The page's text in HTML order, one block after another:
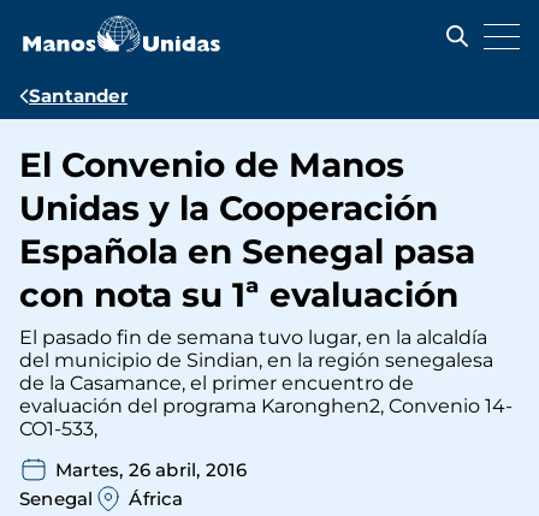
contenido
Ruta
navegación
Santander
El Convenio de Manos
Unidas y la Cooperación
Española en Senegal pasa
con nota su 1ª evaluación
El pasado fin de semana tuvo lugar, en la alcaldía
del municipio de Sindian, en la región senegalesa
de la Casamance, el primer encuentro de
evaluación del programa Karonghen2, Convenio 14-
CO1-533,
Martes, 26 abril, 2016
Senegal
África